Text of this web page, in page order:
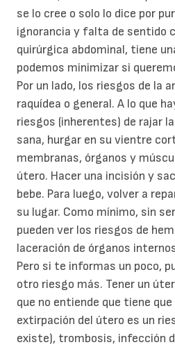
se lo cree o solo lo dice por
ignorancia y falta de sentido
quirúrgica abdominal, tiene
podemos minimizar si
Por un lado, los riesgos de la
raquídea o general. A lo que
riesgos (inherentes) de rajar
sana, hurgar en su vientre
membranas, órganos y
útero. Hacer una incisión y
bebe. Para luego, volver a
su lugar. Como mínimo, sin
pueden ver los riesgos de
laceración de órganos
Pero si te informas un poco,
otro riesgo más. Tener un
que no entiende que tiene
extirpación del útero es un
existe), trombosis, infección